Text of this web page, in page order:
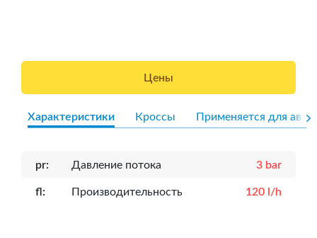
Цены
Характеристики Кроссы Применяется для авто
pr: Давление потока 3 bar
fl: Производительность 120 l/h